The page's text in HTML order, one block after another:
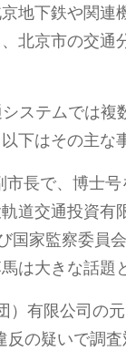
地下鉄や関
北京市の交
ステムでは複
下はその主な
市長で、博士
道交通投資
国家監察委員
は大きな話題
）有限公司の
の疑いで調査